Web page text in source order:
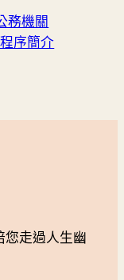
務機關
序簡介
您走過人生幽